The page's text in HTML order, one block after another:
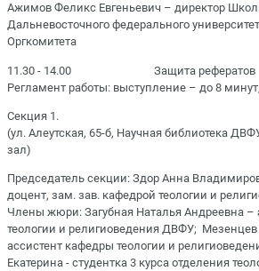
Ажимов Феликс Евгеньевич – директор
Дальневосточного федерального
Оргкомитета
11.30 - 14.00 Защита рефератов
Регламент работы: выступление – до 8
Секция 1.
(ул. Алеутская, 65-б, Научная библиотека
зал)
Председатель секции: Здор Анна
доцент, зам. зав. кафедрой теологии и
Члены жюри: Загубная Наталья Андреевна –
теологии и религиоведения ДВФУ;
ассистент кафедры теологии и
Екатерина - студентка 3 курса отделения